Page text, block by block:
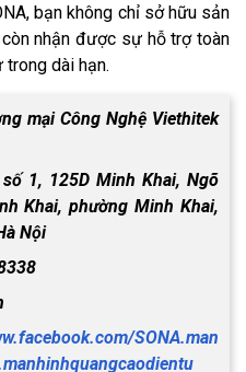
bạn không chỉ sở hữu sản
nhận được sự hỗ trợ toàn
dài hạn.
mại Công Nghệ Viethitek
1, 125D Minh Khai, Ngõ
Khai, phường Minh Khai,
Nội
SONA.man